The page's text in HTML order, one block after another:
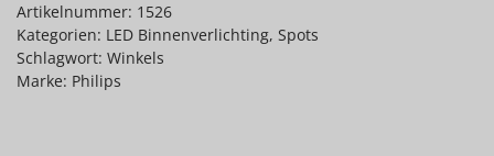
Artikelnummer: 1526
Kategorien: LED Binnenverlichting, Spots
Schlagwort: Winkels
Marke: Philips